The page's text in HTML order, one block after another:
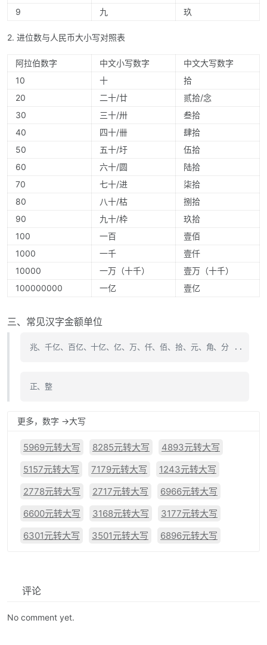
9
九 玖
2. 进位数与人民币大小写对照表
阿拉伯数字 中文小写数字
中文大写数字
10
十
拾
20
二十/廿
贰拾/念
30
三十/卅
叁拾
40
四十/卌
肆拾
50
五十/圩
伍拾
60
六十/圆
陆拾
70
七十/进
柒拾
80
八十/枯
捌拾
90
九十/枠
玖拾
100
一百
壹佰
1000
一千
壹仟
10000
一万（十千）
壹万（十千）
100000000
一亿 壹亿
三、常见汉字金额单位
兆、千亿、百亿、十亿、亿、万、仟、佰、拾、元、角、分 ..
正、整
更多，数字 ->大写
5969元转大写 8285元转大写
4893元转大写
5157元转大写
7179元转大写
1243元转大写
2778元转大写
2717元转大写
6966元转大写
6600元转大写
3168元转大写
3177元转大写
6301元转大写
3501元转大写 6896元转大写
评论
No comment yet.